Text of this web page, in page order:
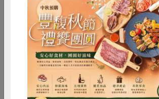
前輩們在最賺錢的時刻，毅然將私利
產。這場制度的跨越，讓我們在食安
成為台灣最堅固的信任避風港。
惜食 RPET 食譜 減
雞蛋 食安 共同購買